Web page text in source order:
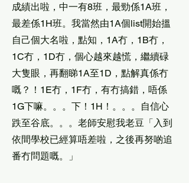
成績出啦，中一有8班，最勁係1A班，
最差係1H班。我當然由1A個list開始搵
自己個大名啦，點知，1A冇，1B冇，
1C冇，1D冇，個心越來越慌，繼續碌
大隻眼，再翻睇1A至1D，點解真係冇
嘅？！1E冇，1F冇，有冇搞錯，唔係
1G下嘛。。。下！1H！。。。自信心
跌至谷底。。。老師安慰我老豆「入到
依間學校已經算唔差啦，之後再努啲追
番冇問題嘅。」